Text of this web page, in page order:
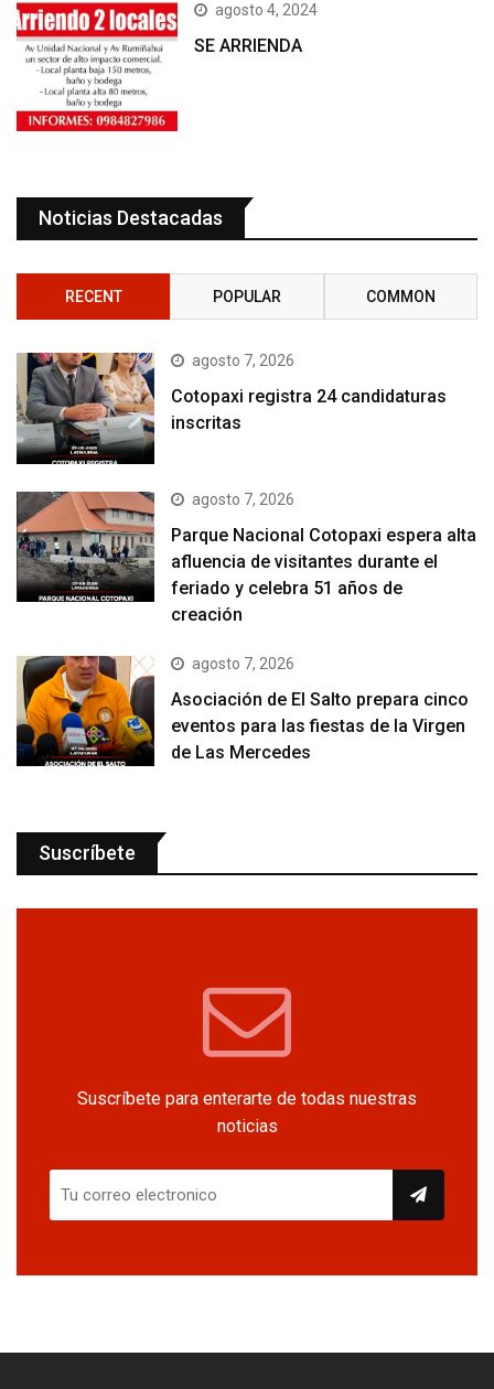
agosto 4, 2024
SE ARRIENDA
Noticias Destacadas
RECENT POPULAR COMMON
agosto 7, 2026
Cotopaxi registra 24 candidaturas
inscritas
agosto 7, 2026
Parque Nacional Cotopaxi espera alta
afluencia de visitantes durante el
feriado y celebra 51 años de
creación
agosto 7, 2026
Asociación de El Salto prepara cinco
eventos para las fiestas de la Virgen
de Las Mercedes
Suscríbete
Suscríbete para enterarte de todas nuestras
noticias